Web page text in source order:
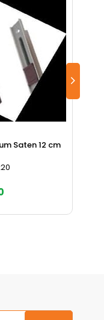
Saten 12 cm